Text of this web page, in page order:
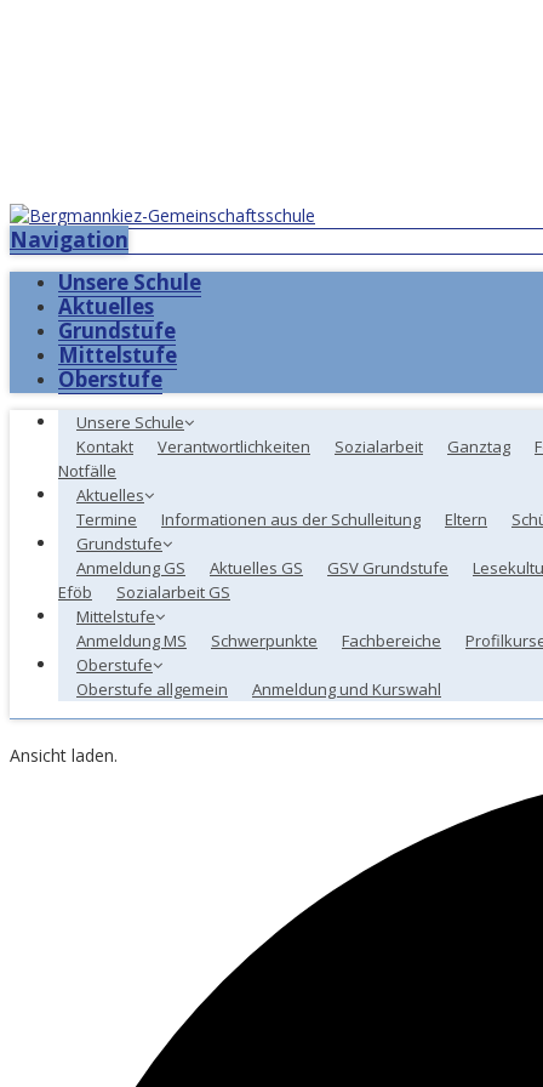
Navigation
Unsere Schule
Aktuelles
Grundstufe
Mittelstufe
Oberstufe
Unsere Schule
Kontakt
Verantwortlichkeiten Sozialarbeit Ganztag
Notfälle
Aktuelles
Termine
Informationen aus der Schulleitung Eltern
Grundstufe
Anmeldung GS
Aktuelles GS GSV Grundstufe
Eföb
Sozialarbeit GS
Mittelstufe
Anmeldung MS
Schwerpunkte Fachbereiche
Oberstufe
Oberstufe allgemein
Anmeldung und Kurswahl
Ansicht laden.